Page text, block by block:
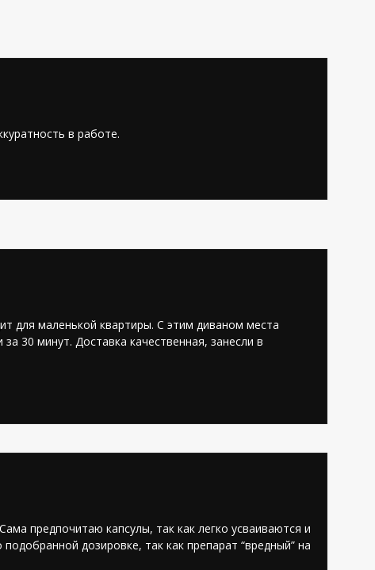
в работе.
для маленькой квартиры. С этим диваном места
30 минут. Доставка качественная, занесли в
предпочитаю капсулы, так как легко усваиваются и
дозировке, так как препарат “вредный” на